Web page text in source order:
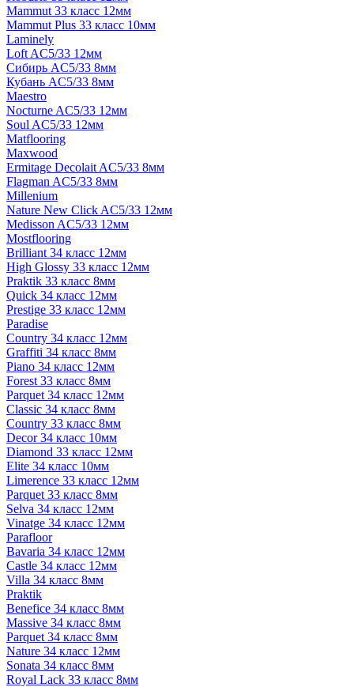
Mammut 33 класс 12мм
Mammut Plus 33 класс 10мм
Laminely
Loft AC5/33 12мм
Сибирь AC5/33 8мм
Кубань AC5/33 8мм
Maestro
Nocturne AC5/33 12мм
Soul AC5/33 12мм
Matflooring
Maxwood
Ermitage Decolait AC5/33 8мм
Flagman AC5/33 8мм
Millenium
Nature New Click AC5/33 12мм
Medisson AC5/33 12мм
Mostflooring
Brilliant 34 класс 12мм
High Glossy 33 класс 12мм
Praktik 33 класс 8мм
Quick 34 класс 12мм
Prestige 33 класс 12мм
Paradise
Country 34 класс 12мм
Graffiti 34 класс 8мм
Piano 34 класс 12мм
Forest 33 класс 8мм
Parquet 34 класс 12мм
Classic 34 класс 8мм
Country 33 класс 8мм
Decor 34 класс 10мм
Diamond 33 класс 12мм
Elite 34 класс 10мм
Limerence 33 класс 12мм
Parquet 33 класс 8мм
Selva 34 класс 12мм
Vinatge 34 класс 12мм
Parafloor
Bavaria 34 класс 12мм
Castle 34 класс 12мм
Villa 34 класс 8мм
Praktik
Benefice 34 класс 8мм
Massive 34 класс 8мм
Parquet 34 класс 8мм
Nature 34 класс 12мм
Sonata 34 класс 8мм
Royal Lack 33 класс 8мм